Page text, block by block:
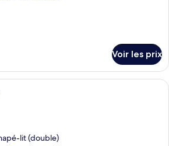
Voir les prix
Une chambre d’hôtel moderne
lit (double)